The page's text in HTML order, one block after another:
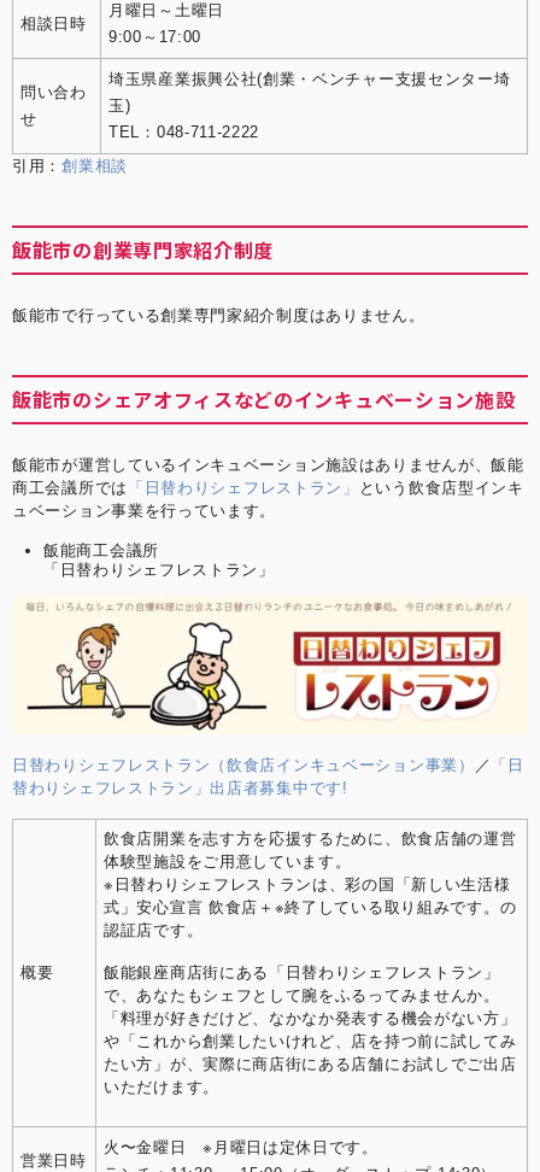
相談日時
月曜日～土曜日
9:00～17:00
問い合わ
せ
埼玉県産業振興公社(創業・ベンチャー支援センター埼
玉)
TEL：048-711-2222
引用：創業相談
飯能市の創業専門家紹介制度
飯能市で行っている創業専門家紹介制度はありません。
飯能市のシェアオフィスなどのインキュベーション施設
飯能市が運営しているインキュベーション施設はありませんが、飯能
商工会議所では 「日替わりシェフレストラン」
という飲食店型インキ
ュベーション事業を行っています。
飯能商工会議所
「日替わりシェフレストラン」
日替わりシェフレストラン（飲食店インキュベーション事業） ／ 「日
替わりシェフレストラン」出店者募集中です!
概要
飲食店開業を志す方を応援するために、飲食店舗の運営
体験型施設をご用意しています。
※日替わりシェフレストランは、彩の国「新しい生活様
式」安心宣言 飲食店＋※終了している取り組みです。の
認証店です。
飯能銀座商店街にある「日替わりシェフレストラン」
で、あなたもシェフとして腕をふるってみませんか。
「料理が好きだけど、なかなか発表する機会がない方」
や「これから創業したいけれど、店を持つ前に試してみ
たい方」が、実際に商店街にある店舗にお試しでご出店
いただけます。
営業日時
火〜金曜日 ※月曜日は定休日です。